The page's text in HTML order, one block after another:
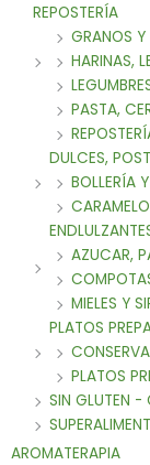
REPOSTERÍA
GRANOS Y
HARINAS,
PASTA,
DULCES,
BOLLERÍA
AZUCAR,
MIELES Y
PLATOS
PLATOS
SIN GLUTEN -
AROMATERAPIA